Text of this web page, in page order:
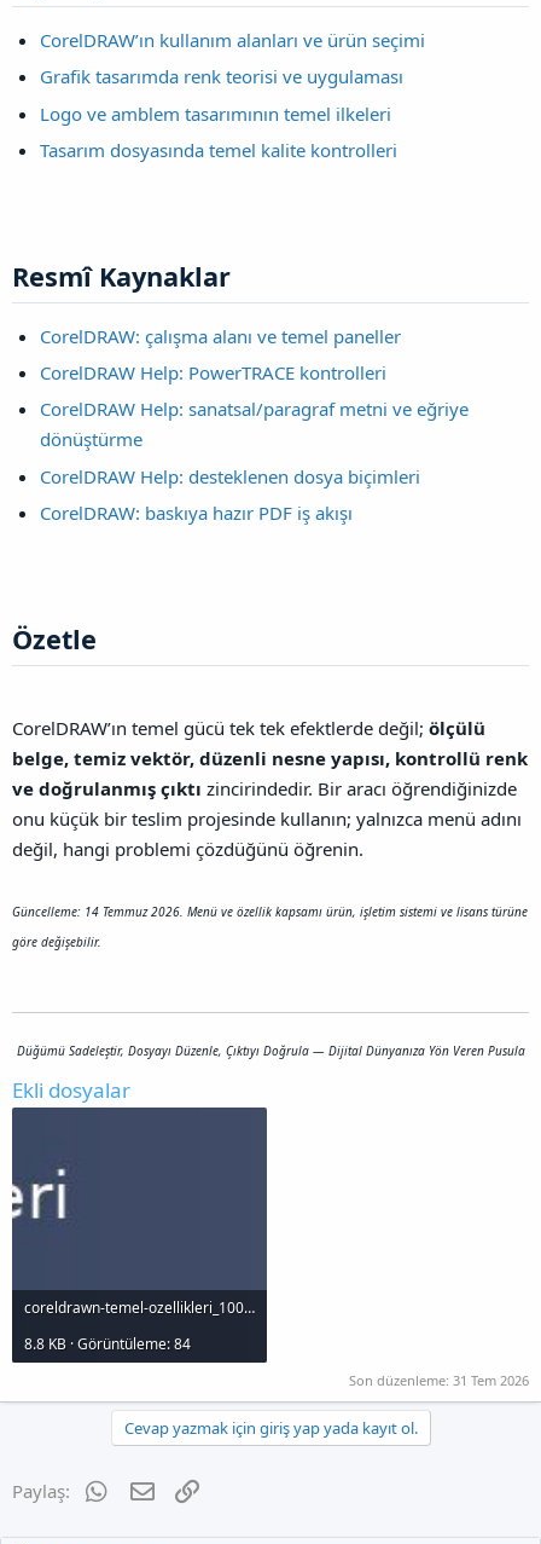
CorelDRAW’ın kullanım alanları ve ürün seçimi
Grafik tasarımda renk teorisi ve uygulaması
Logo ve amblem tasarımının temel ilkeleri
Tasarım dosyasında temel kalite kontrolleri
Resmî Kaynaklar​
CorelDRAW: çalışma alanı ve temel paneller
CorelDRAW Help: PowerTRACE kontrolleri
CorelDRAW Help: sanatsal/paragraf metni ve eğriye
dönüştürme
CorelDRAW Help: desteklenen dosya biçimleri
CorelDRAW: baskıya hazır PDF iş akışı
Özetle​
CorelDRAW’ın temel gücü tek tek efektlerde değil; ölçülü
belge, temiz vektör, düzenli nesne yapısı, kontrollü renk
ve doğrulanmış çıktı zincirindedir. Bir aracı öğrendiğinizde
onu küçük bir teslim projesinde kullanın; yalnızca menü adını
değil, hangi problemi çözdüğünü öğrenin.
Güncelleme: 14 Temmuz 2026. Menü ve özellik kapsamı ürün, işletim sistemi ve lisans türüne
göre değişebilir.
Düğümü Sadeleştir, Dosyayı Düzenle, Çıktıyı Doğrula — Dijital Dünyanıza Yön Veren Pusula
Ekli dosyalar
coreldrawn-temel-ozellikleri_1000x120.jpg
8.8 KB · Görüntüleme: 84
Son düzenleme: 31 Tem 2026
Cevap yazmak için giriş yap yada kayıt ol.
Paylaş: WhatsApp
E-posta